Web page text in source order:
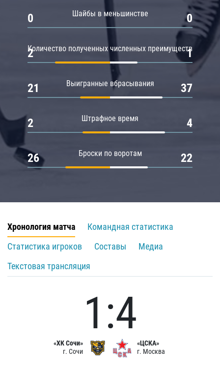
Шайбы в меньшинстве
0 0
Количество полученных численных преимуществ
2 1
Выигранные вбрасывания
21 37
Штрафное время
2 4
Броски по воротам
26 22
Хронология матча
Командная статистика
Статистика игроков
Составы
Медиа
Текстовая трансляция
«ХК Сочи»
г. Сочи
1:4
«ЦСКА»
г. Москва